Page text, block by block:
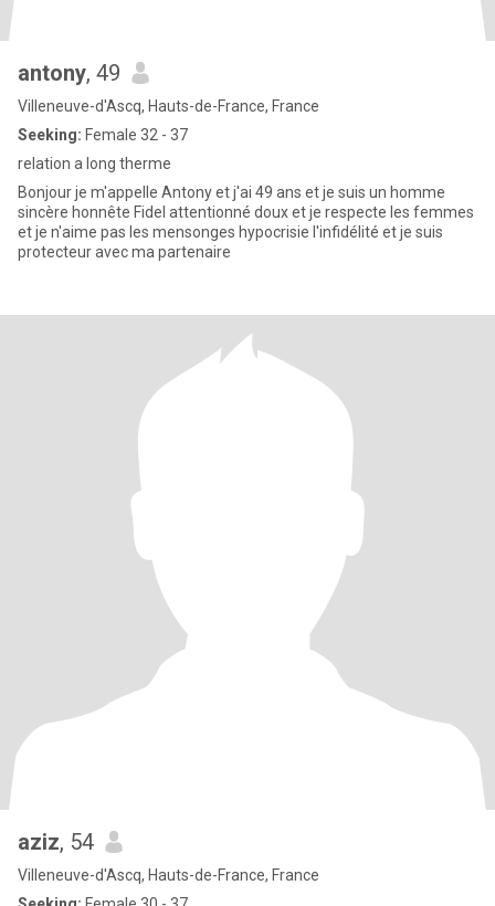
antony, 49
Villeneuve-d'Ascq, Hauts-de-France, France
Seeking: Female 32 - 37
relation a long therme
Bonjour je m'appelle Antony et j'ai 49 ans et je suis un homme
sincère honnête Fidel attentionné doux et je respecte les femmes
et je n'aime pas les mensonges hypocrisie l'infidélité et je suis
protecteur avec ma partenaire
aziz, 54
Villeneuve-d'Ascq, Hauts-de-France, France